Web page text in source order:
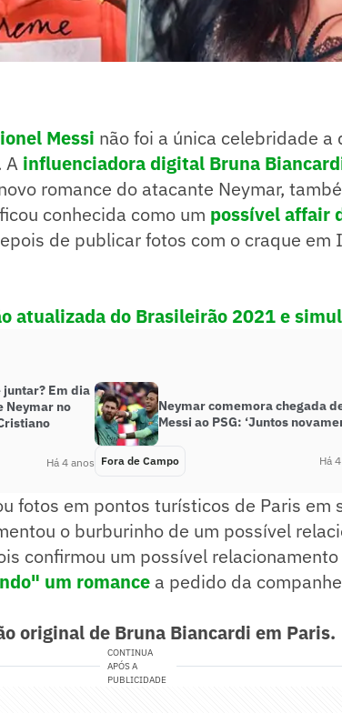
Messi não foi a única celebridade a
A influenciadora digital Bruna
romance do atacante Neymar,
conhecida como um possível affair
de publicar fotos com o craque em
atualizada do Brasileirão 2021 e
juntar? Em dia
Neymar no
Há 4 anos
Neymar comemora chegada
Messi ao PSG: ‘Juntos
Fora de Campo Há
fotos em pontos turísticos de Paris em
o burburinho de um possível
confirmou um possível
um romance a pedido da
original de Bruna Biancardi em Paris.
CONTINUA
APÓS A
PUBLICIDADE